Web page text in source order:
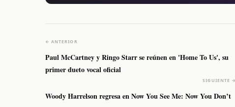
← ANTERIOR
Paul McCartney y Ringo Starr se reúnen en 'Home To Us', su
primer dueto vocal oficial
SIGUIENTE →
Woody Harrelson regresa en Now You See Me: Now You Don’t